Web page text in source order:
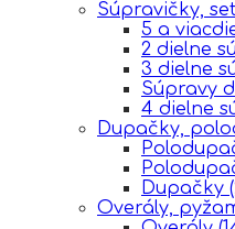
Súpravičky,
5 a
2 dielne
3 dielne
Súpravy
4 dielne
Dupačky,
Dupačky
Overály,